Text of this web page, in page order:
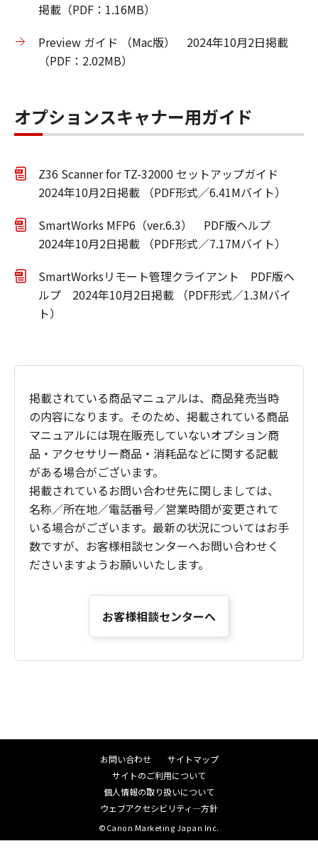
掲載（PDF：1.16MB）
Preview ガイド （Mac版） 2024年10月2日掲載
（PDF：2.02MB）
オプションスキャナー用ガイド
Z36 Scanner for TZ-32000 セットアップガイド
2024年10月2日掲載 （PDF形式／6.41Mバイト）
SmartWorks MFP6（ver.6.3） PDF版ヘルプ
2024年10月2日掲載 （PDF形式／7.17Mバイト）
SmartWorksリモート管理クライアント PDF版ヘ
ルプ 2024年10月2日掲載 （PDF形式／1.3Mバイ
ト）
掲載されている商品マニュアルは、商品発売当時
の内容になります。そのため、掲載されている商品
マニュアルには現在販売していないオプション商
品・アクセサリー商品・消耗品などに関する記載
がある場合がございます。
掲載されているお問い合わせ先に関しましては、
名称／所在地／電話番号／営業時間が変更されて
いる場合がございます。最新の状況についてはお手
数ですが、お客様相談センターへお問い合わせく
ださいますようお願いいたします。
お客様相談センターへ
お問い合わせ
サイトマップ
サイトのご利用について
個人情報の取り扱いについて
ウェブアクセシビリティ―方針
©Canon Marketing Japan Inc.